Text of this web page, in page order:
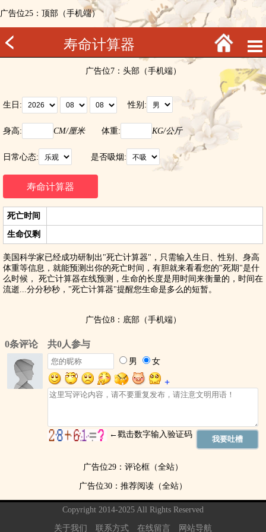
广告位25：顶部（手机端）
寿命计算器
广告位7：头部（手机端）
生日: 性别:
身高: CM/厘米体重: KG/公斤
日常心态: 是否吸烟:
死亡时间
生命仅剩
美国科学家已经成功研制出"死亡计算器"，只需输入生日、性别、身高
体重等信息，就能预测出你的死亡时间，有胆就来看看您的"死期"是什
么时候， 死亡计算器在线预测，生命的长度是用时间来衡量的，时间在
流逝...分分秒秒，"死亡计算器"提醒您生命是多么的短暂。
广告位8：底部（手机端）
广告位29：评论框（全站）
广告位30：推荐阅读（全站）
Copyright 2014-2025 All Rights Reserved
关于我们 联系方式 在线留言 网站导航